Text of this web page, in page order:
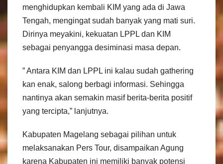
menghidupkan kembali KIM yang ada di Jawa
Tengah, mengingat sudah banyak yang mati suri.
Dirinya meyakini, kekuatan LPPL dan KIM
sebagai penyangga desiminasi masa depan.
” Antara KIM dan LPPL ini kalau sudah gathering
kan enak, salong berbagi informasi. Sehingga
nantinya akan semakin masif berita-berita positif
yang tercipta,” lanjutnya.
Kabupaten Magelang sebagai pilihan untuk
melaksanakan Pers Tour, disampaikan Agung
karena Kabupaten ini memiliki banyak potensi